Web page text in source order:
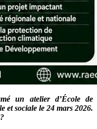
un atelier d’École de
et sociale le 24 mars 2026.